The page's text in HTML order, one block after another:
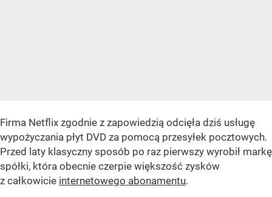
Firma Netflix zgodnie z zapowiedzią odcięła dziś usługę
wypożyczania płyt DVD za pomocą przesyłek pocztowych.
Przed laty klasyczny sposób po raz pierwszy wyrobił markę
spółki, która obecnie czerpie większość zysków
z całkowicie internetowego abonamentu.